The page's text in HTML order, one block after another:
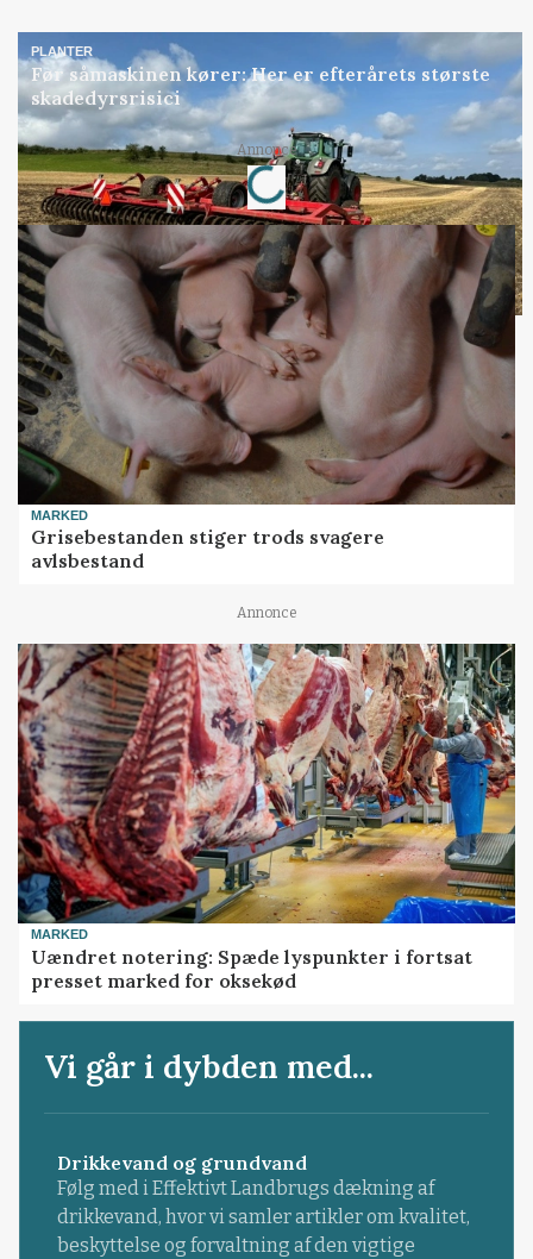
PLANTER
Før såmaskinen kører: Her er efterårets største
skadedyrsrisici
Annonce
Loading...
MARKED
Grisebestanden stiger trods svagere
avlsbestand
Annonce
MARKED
Uændret notering: Spæde lyspunkter i fortsat
presset marked for oksekød
Vi går i dybden med...
Drikkevand og grundvand
Følg med i Effektivt Landbrugs dækning af
drikkevand, hvor vi samler artikler om kvalitet,
beskyttelse og forvaltning af den vigtige